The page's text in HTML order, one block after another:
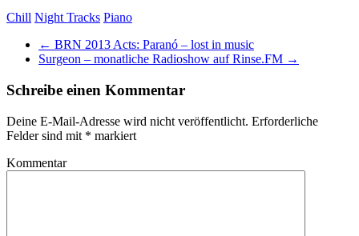
Chill Night Tracks Piano
← BRN 2013 Acts: Paranó – lost in music
Surgeon – monatliche Radioshow auf Rinse.FM →
Schreibe einen Kommentar
Deine E-Mail-Adresse wird nicht veröffentlicht. Erforderliche
Felder sind mit * markiert
Kommentar